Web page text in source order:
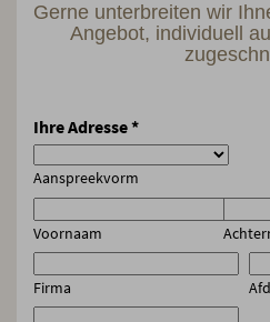
Gerne unterbreiten wir
Angebot, individuell
Ihre Adresse*
Aanspreekvorm
Voornaam
Firma